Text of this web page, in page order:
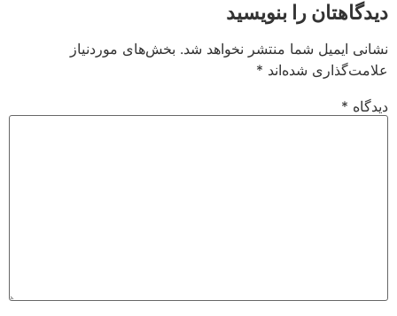
دیدگاهتان را بنویسید
نشانی ایمیل شما منتشر نخواهد شد. بخش‌های موردنیاز
علامت‌گذاری شده‌اند *
دیدگاه *